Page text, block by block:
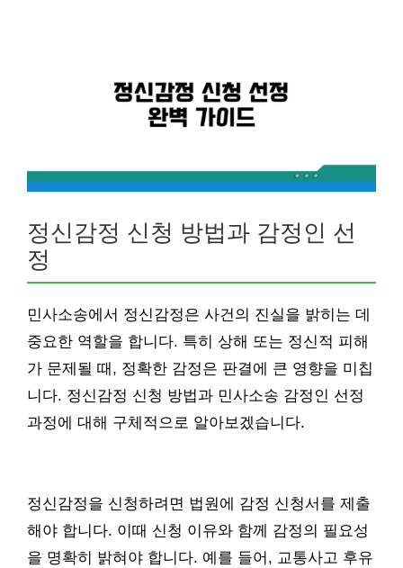
정신감정 신청 방법과 감정인 선
정
민사소송에서 정신감정은 사건의 진실을 밝히는 데
중요한 역할을 합니다. 특히 상해 또는 정신적 피해
가 문제될 때, 정확한 감정은 판결에 큰 영향을 미칩
니다. 정신감정 신청 방법과 민사소송 감정인 선정
과정에 대해 구체적으로 알아보겠습니다.
정신감정을 신청하려면 법원에 감정 신청서를 제출
해야 합니다. 이때 신청 이유와 함께 감정의 필요성
을 명확히 밝혀야 합니다. 예를 들어, 교통사고 후유